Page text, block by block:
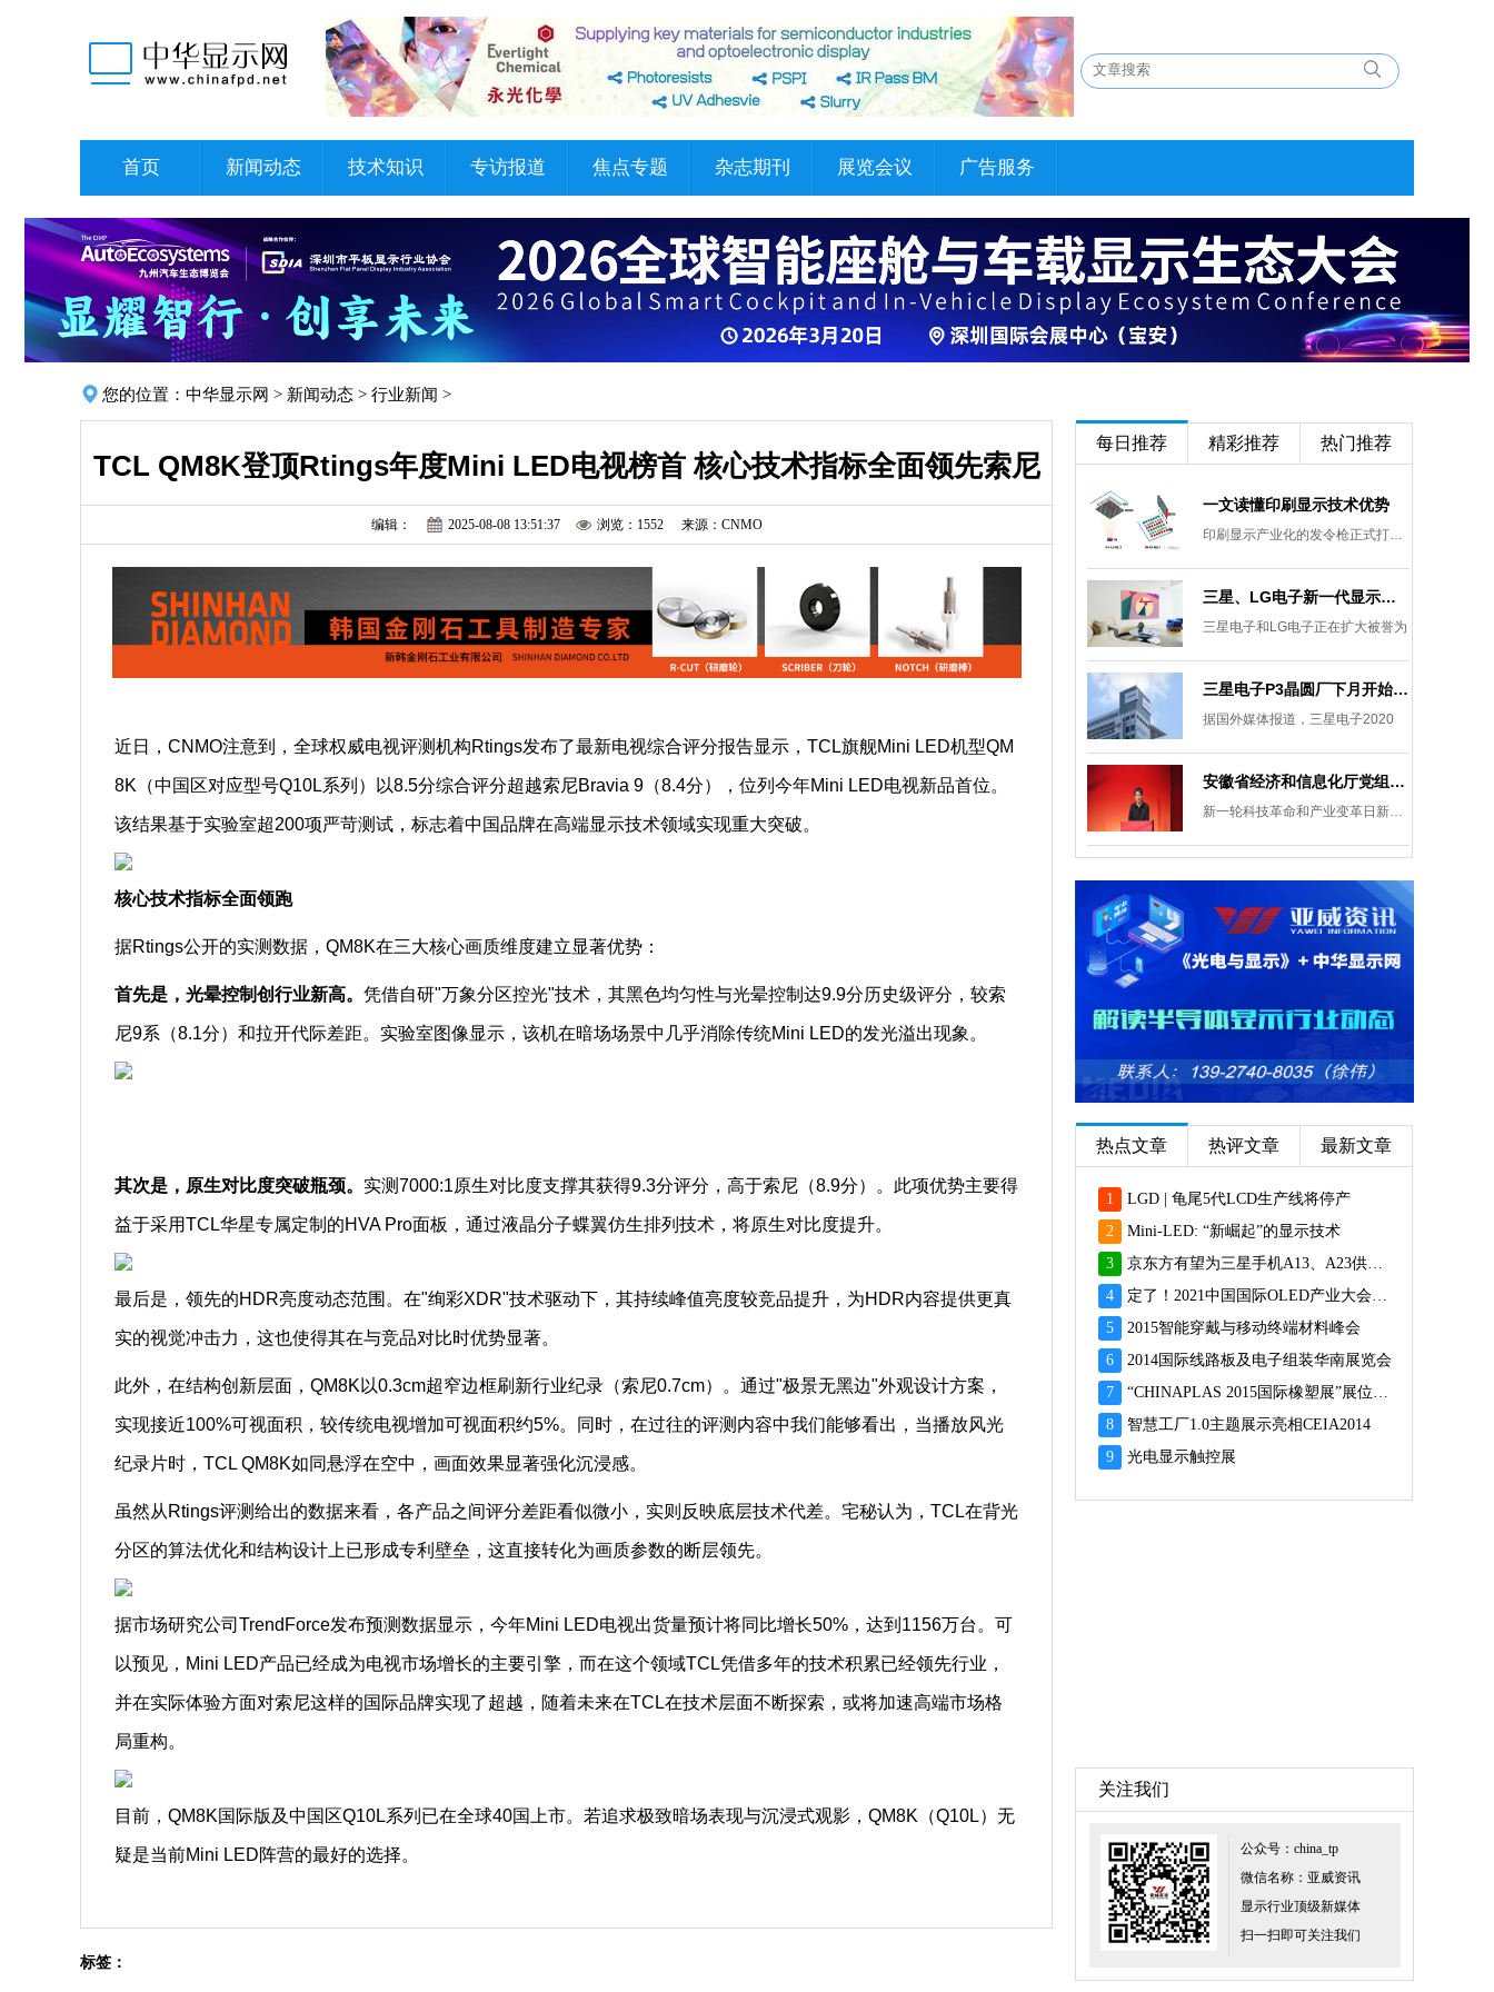
首页 新闻动态 技术知识 专访报道 焦点专题 杂志期刊 展览会议 广告服务
您的位置： 中华显示网 > 新闻动态 > 行业新闻 >
TCL QM8K登顶Rtings年度Mini LED电视榜首 核心技术指标全面领先索尼
编辑： 2025-08-08 13:51:37 浏览：1552 来源：CNMO
近日，CNMO注意到，全球权威电视评测机构Rtings发布了最新电视综合评分报告显示，TCL旗舰Mini LED机型QM
8K（中国区对应型号Q10L系列）以8.5分综合评分超越索尼Bravia 9（8.4分），位列今年Mini LED电视新品首位。
该结果基于实验室超200项严苛测试，标志着中国品牌在高端显示技术领域实现重大突破。
核心技术指标全面领跑
据Rtings公开的实测数据，QM8K在三大核心画质维度建立显著优势：
首先是， 光晕控制创行业新高。 凭借自研"万象分区控光"技术，其黑色均匀性与光晕控制达9.9分历史级评分，较索
尼9系（8.1分）和拉开代际差距。实验室图像显示，该机在暗场场景中几乎消除传统Mini LED的发光溢出现象。
其次是， 原生对比度突破瓶颈。 实测7000:1原生对比度支撑其获得9.3分评分，高于索尼（8.9分）。此项优势主要得
益于采用TCL华星专属定制的HVA Pro面板，通过液晶分子蝶翼仿生排列技术，将原生对比度提升。
最后是，领先的HDR亮度动态范围。在"绚彩XDR"技术驱动下，其持续峰值亮度较竞品提升，为HDR内容提供更真
实的视觉冲击力，这也使得其在与竞品对比时优势显著。
此外，在结构创新层面，QM8K以0.3cm超窄边框刷新行业纪录（索尼0.7cm）。通过"极景无黑边"外观设计方案，
实现接近100%可视面积，较传统电视增加可视面积约5%。同时，在过往的评测内容中我们能够看出，当播放风光
纪录片时，TCL QM8K如同悬浮在空中，画面效果显著强化沉浸感。
虽然从Rtings评测给出的数据来看，各产品之间评分差距看似微小，实则反映底层技术代差。宅秘认为，TCL在背光
分区的算法优化和结构设计上已形成专利壁垒，这直接转化为画质参数的断层领先。
据市场研究公司TrendForce发布预测数据显示，今年Mini LED电视出货量预计将同比增长50%，达到1156万台。可
以预见，Mini LED产品已经成为电视市场增长的主要引擎，而在这个领域TCL凭借多年的技术积累已经领先行业，
并在实际体验方面对索尼这样的国际品牌实现了超越，随着未来在TCL在技术层面不断探索，或将加速高端市场格
局重构。
目前，QM8K国际版及中国区Q10L系列已在全球40国上市。若追求极致暗场表现与沉浸式观影，QM8K（Q10L）无
疑是当前Mini LED阵营的最好的选择。
标签：
每日推荐 精彩推荐 热门推荐
一文读懂印刷显示技术优势
印刷显示产业化的发令枪正式打响。
三星、LG电子新一代显示发展目标：集中扩大Micro LED 应用产品线
三星电子和LG电子正在扩大被誉为
三星电子P3晶圆厂下月开始安装设备，计划下半年建成
据国外媒体报道，三星电子2020
安徽省经济和信息化厅党组成员、副厅长柯文斌：掌握显示技术发展主动权 打造新型显示产业制造集群
新一轮科技革命和产业变革日新月异
热点文章 热评文章 最新文章
1
LGD | 龟尾5代LCD生产线将停产
2
Mini-LED: “新崛起”的显示技术
3
京东方有望为三星手机A13、A23供应面板
4
定了！2021中国国际OLED产业大会12月重磅启幕
5
2015智能穿戴与移动终端材料峰会
6
2014国际线路板及电子组装华南展览会
7
“CHINAPLAS 2015国际橡塑展”展位预订火爆 彰显橡塑业乐观前景
8
智慧工厂1.0主题展示亮相CEIA2014
9
光电显示触控展
关注我们
公众号：china_tp
微信名称：亚威资讯
显示行业顶级新媒体
扫一扫即可关注我们